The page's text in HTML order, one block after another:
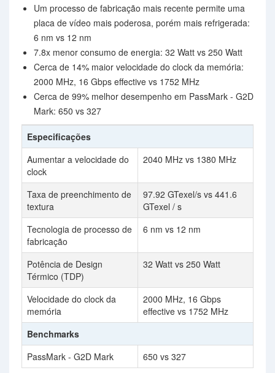
Um processo de fabricação mais recente permite uma
placa de vídeo mais poderosa, porém mais refrigerada:
6 nm vs 12 nm
7.8x menor consumo de energia: 32 Watt vs 250 Watt
Cerca de 14% maior velocidade do clock da memória:
2000 MHz, 16 Gbps effective vs 1752 MHz
Cerca de 99% melhor desempenho em PassMark - G2D
Mark: 650 vs 327
Especificações
Aumentar a velocidade do
clock
2040 MHz vs 1380 MHz
Taxa de preenchimento de
textura
97.92 GTexel/s vs 441.6
GTexel / s
Tecnologia de processo de
fabricação
6 nm vs 12 nm
Potência de Design
Térmico (TDP)
32 Watt vs 250 Watt
Velocidade do clock da
memória
2000 MHz, 16 Gbps
effective vs 1752 MHz
Benchmarks
PassMark - G2D Mark
650 vs 327